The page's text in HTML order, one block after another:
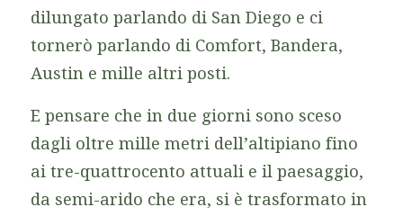
dilungato parlando di San Diego e ci
tornerò parlando di Comfort, Bandera,
Austin e mille altri posti.
E pensare che in due giorni sono sceso
dagli oltre mille metri dell’altipiano fino
ai tre-quattrocento attuali e il paesaggio,
da semi-arido che era, si è trasformato in